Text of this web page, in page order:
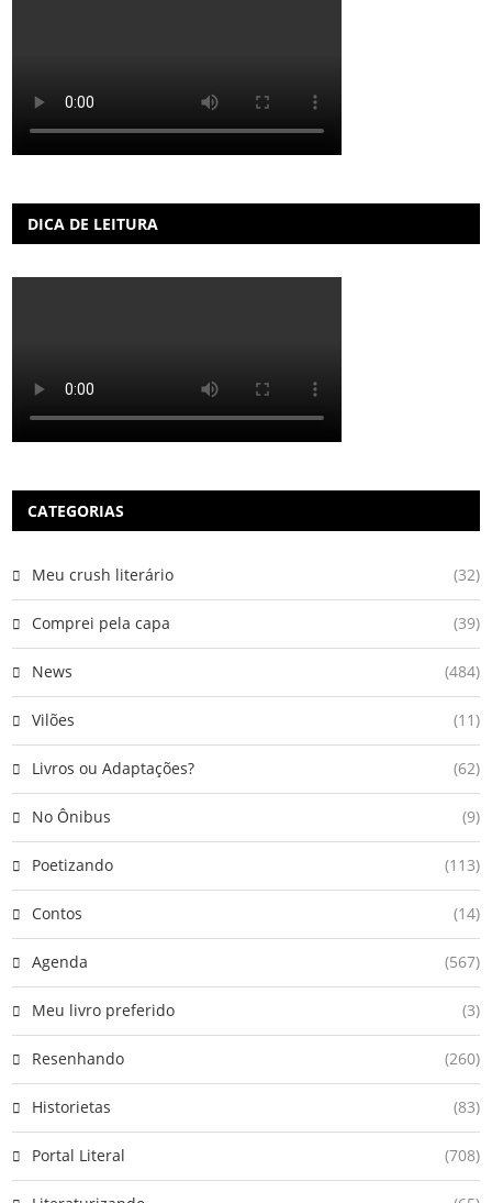
DICA DE LEITURA
CATEGORIAS
Meu crush literário (32)
Comprei pela capa (39)
News (484)
Vilões (11)
Livros ou Adaptações? (62)
No Ônibus (9)
Poetizando (113)
Contos (14)
Agenda (567)
Meu livro preferido (3)
Resenhando (260)
Historietas (83)
Portal Literal (708)